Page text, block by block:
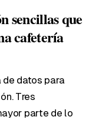
sencillas que
cafetería
de datos para
Tres
parte de lo